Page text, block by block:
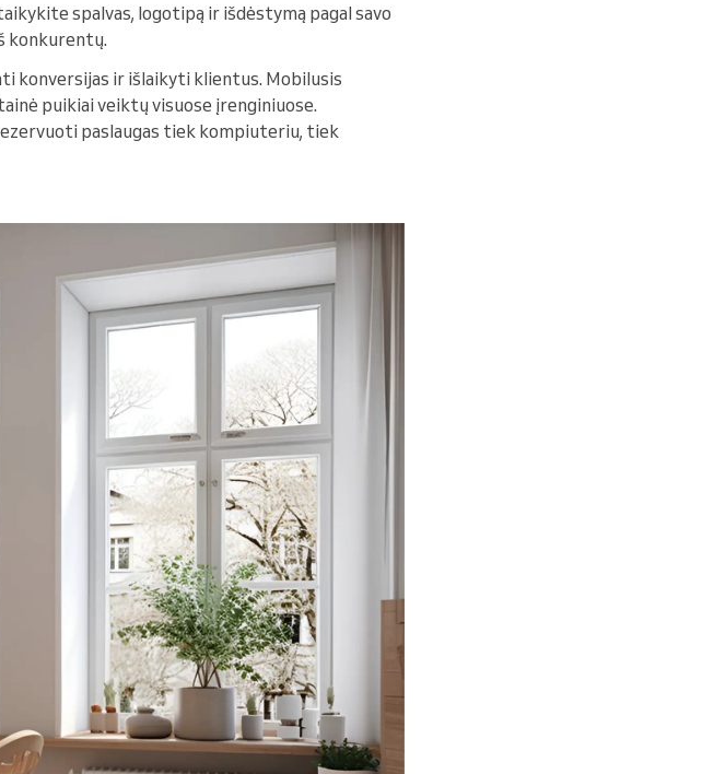
spalvas, logotipą ir išdėstymą pagal savo
konkurentų.
konversijas ir išlaikyti klientus. Mobilusis
puikiai veiktų visuose įrenginiuose.
paslaugas tiek kompiuteriu, tiek